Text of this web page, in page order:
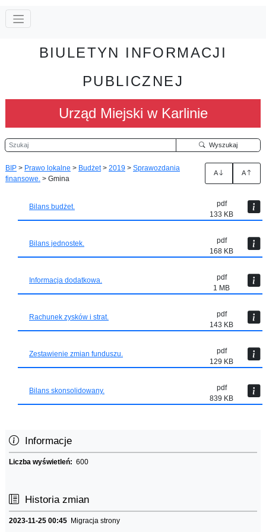
BIULETYN INFORMACJI
PUBLICZNEJ
Urząd Miejski w Karlinie
Szukaj Wyszukaj
BIP > Prawo lokalne > Budżet> 2019 > Sprawozdania
finansowe. > Gmina
A A
Bilans budżet.
pdf
133 KB
Bilans jednostek.
pdf
168 KB
Informacja dodatkowa.
pdf
1 MB
Rachunek zysków i strat.
pdf
143 KB
Zestawienie zmian funduszu.
pdf
129 KB
Bilans skonsolidowany.
pdf
839 KB
Informacje
Liczba wyświetleń: 600
Historia zmian
2023-11-25 00:45 Migracja strony